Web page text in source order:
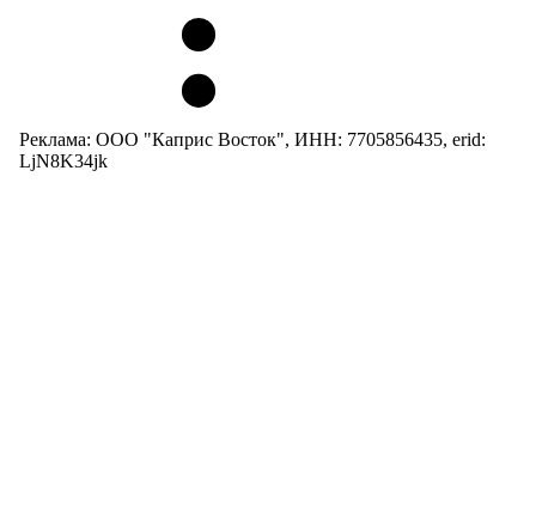
Реклама: ООО "Каприс Восток", ИНН: 7705856435, erid:
LjN8K34jk